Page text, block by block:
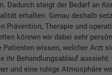
Dadurch steigt der Bedarf an
erhalten. Genau deshalb
Prävention, Therapie und
können wir dabei sehr
Patienten wissen, welcher Arzt
ihr Behandlungsablauf aussieht.
und eine ruhige Atmosphäre